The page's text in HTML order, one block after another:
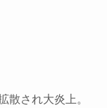
され大炎上。